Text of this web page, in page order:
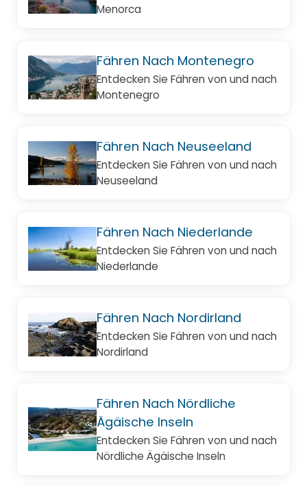
Menorca
Fähren Nach Montenegro
Entdecken Sie Fähren von und nach
Montenegro
Fähren Nach Neuseeland
Entdecken Sie Fähren von und nach
Neuseeland
Fähren Nach Niederlande
Entdecken Sie Fähren von und nach
Niederlande
Fähren Nach Nordirland
Entdecken Sie Fähren von und nach
Nordirland
Fähren Nach Nördliche
Ägäische Inseln
Entdecken Sie Fähren von und nach
Nördliche Ägäische Inseln